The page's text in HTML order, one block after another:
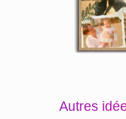
Autres